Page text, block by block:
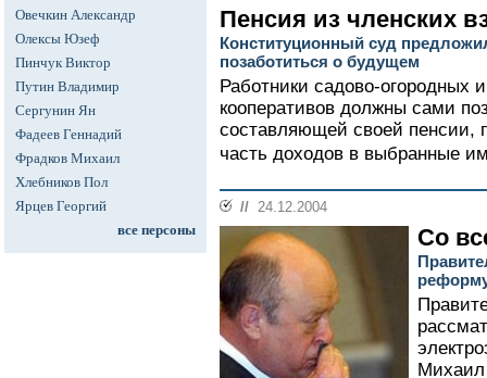
Овечкин Александр
Олексы Юзеф
Пинчук Виктор
Путин Владимир
Сергунин Ян
Фадеев Геннадий
Фрадков Михаил
Хлебников Пол
Ярцев Георгий
все персоны
Пенсия из членских
Конституционный суд
позаботиться о будущем
Работники садово-огородных
кооперативов должны сами
составляющей своей пенсии,
часть доходов в выбранные
// 24.12.2004
Со
Михаил